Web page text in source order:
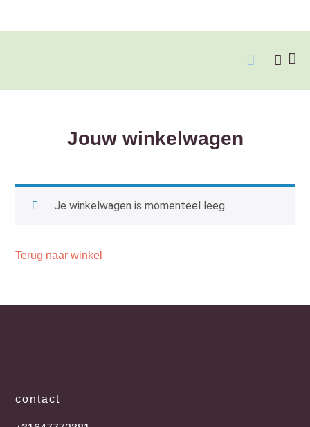
Jouw winkelwagen
Je winkelwagen is momenteel leeg.
Terug naar winkel
contact